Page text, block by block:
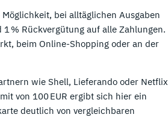
bei alltäglichen Ausgaben
% Rückvergütung auf alle Zahlungen.
beim Online-Shopping oder an der
wie Shell, Lieferando oder Netflix
von 100 EUR ergibt sich hier ein
deutlich von vergleichbaren